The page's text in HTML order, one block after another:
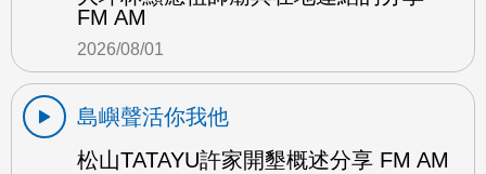
FM AM
2026/08/01
島嶼聲活你我他
松山TATAYU許家開墾概述分享 FM AM